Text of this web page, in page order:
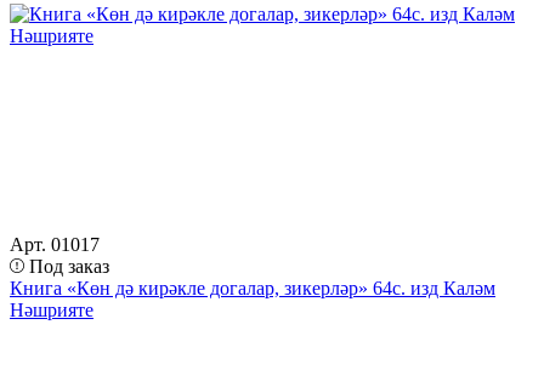
Арт. 01017
Под заказ
Книга «Көн дә кирәкле догалар, зикерләр» 64с. изд Каләм
Нәшрияте